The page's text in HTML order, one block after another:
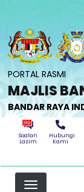
PORTAL RASMI
MAJLIS
BANDAR RAYA
Soalan
Lazim
Hubungi
Kami